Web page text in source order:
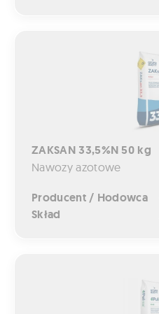
ZAKSAN 33,5%N 50 kg
Nawozy azotowe
Producent / Hodowca
Skład